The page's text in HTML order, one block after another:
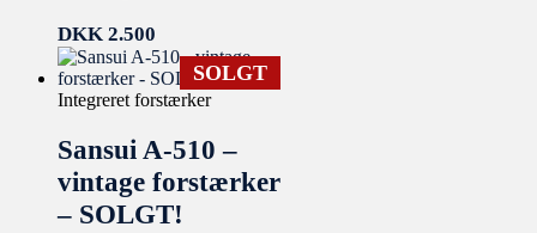
DKK 2.500
SOLGT
Integreret forstærker
Sansui A-510 –
vintage forstærker
– SOLGT!